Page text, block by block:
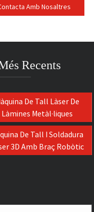
Amb Nosaltres
Recents
De Tall Làser De
Làmines Metàl·liques
De Tall I Soldadura
3D Amb Braç Robòtic